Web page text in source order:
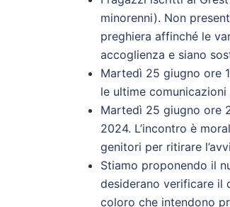
minorenni). Non
preghiera affinché le
accoglienza e siano
Martedì 25 giugno ore
le ultime
Martedì 25 giugno ore
2024. L’incontro è
genitori per ritirare
Stiamo proponendo il
desiderano verificare il
coloro che intendono